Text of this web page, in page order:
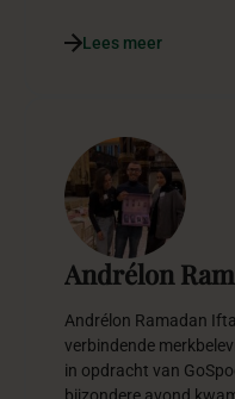
Lees meer
Andrélon
Andrélon Ramadan
verbindende
in opdracht van